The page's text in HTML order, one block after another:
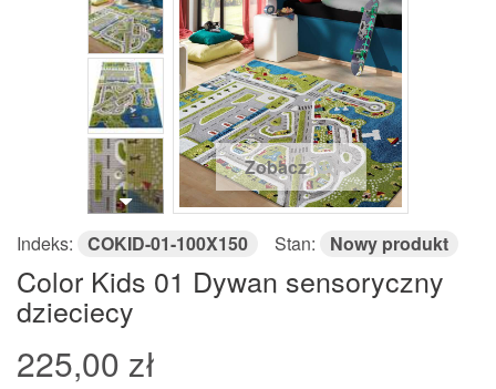
Zobacz
Indeks: COKID-01-100X150 Stan: Nowy produkt
Color Kids 01 Dywan sensoryczny
dzieciecy
225,00 zł